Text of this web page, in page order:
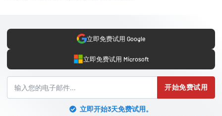
立即免费试用 Google
立即免费试用 Microsoft
开始免费试用
立即开始3天免费试用。